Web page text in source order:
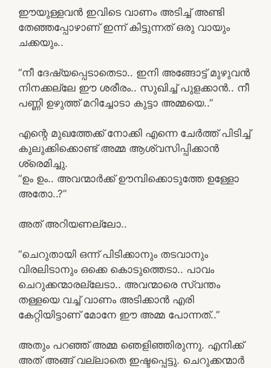
ഈയുള്ളവൻ ഇവിടെ വാണം അടിച്ച് അണ്ടി
തേഞ്ഞപ്പോഴാണ് ഇന്ന് കിട്ടുന്നത് ഒരു വായും
ചക്കയും..
“നീ ദേഷ്യപ്പെടാതെടാ.. ഇനി അങ്ങോട്ട് മുഴുവൻ
നിനക്കല്ലേ ഈ ശരീരം.. സുഖിച്ച് പുളക്കാൻ.. നീ
പണ്ണി ഉഴുത്ത് മറിച്ചോടാ കുട്ടാ അമ്മയെ..”
എന്റെ മുഖത്തേക്ക് നോക്കി എന്നെ ചേർത്ത് പിടിച്ച്
കുലുക്കിക്കൊണ്ട് അമ്മ ആശ്വസിപ്പിക്കാൻ
ശ്രെമിച്ചു.
“ഉം ഉം.. അവന്മാർക്ക് ഊമ്പിക്കൊടുത്തേ ഉള്ളോ
അതോ..?”
അത് അറിയണല്ലോ..
“ചെറുതായി ഒന്ന് പിടിക്കാനും തടവാനും
വിരലിടാനും ഒക്കെ കൊടുത്തെടാ.. പാവം
ചെറുക്കന്മാരല്ലേടാ.. അവന്മാരെ സ്വന്തം
തള്ളയെ വച്ച് വാണം അടിക്കാൻ എരി
കേറ്റിയിട്ടാണ് മോനേ ഈ അമ്മ പോന്നത്..”
അതും പറഞ്ഞ് അമ്മ ഞെളിഞ്ഞിരുന്നു. എനിക്ക്
അത് അങ്ങ് വല്ലാതെ ഇഷ്ടപ്പെട്ടു. ചെറുക്കന്മാർ